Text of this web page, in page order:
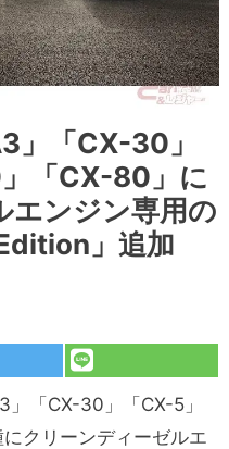
」「CX-30」
「CX-80」に
エンジン専用の
」追加
「CX-30」「CX-5」
クリーンディーゼルエ